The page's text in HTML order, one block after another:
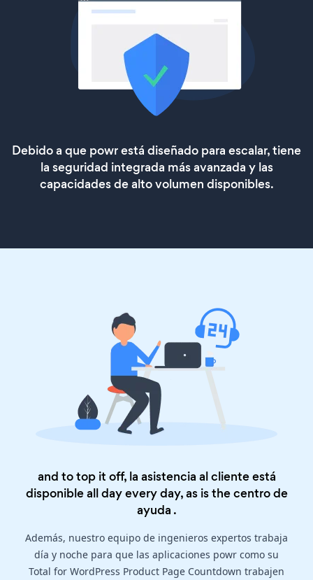
Debido a que powr está diseñado para escalar, tiene
la seguridad integrada más avanzada y las
capacidades de alto volumen disponibles.
and to top it off, la asistencia al cliente está
disponible all day every day, as is thecentro de
ayuda .
Además, nuestro equipo de ingenieros expertos trabaja
día y noche para que las aplicaciones powr como su
Total for WordPress Product Page Countdown trabajen